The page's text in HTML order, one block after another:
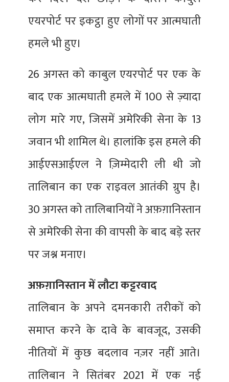
एयरपोर्ट पर इकट्ठा हुए लोगों पर आत्मघाती
हमले भी हुए।
26 अगस्त को काबुल एयरपोर्ट पर एक के
बाद एक आत्मघाती हमले में 100 से ज़्यादा
लोग मारे गए, जिसमें अमेरिकी सेना के 13
जवान भी शामिल थे। हालांकि इस हमले की
आईएसआईएल ने ज़िम्मेदारी ली थी जो
तालिबान का एक राइवल आतंकी ग्रुप है।
30 अगस्त को तालिबानियों ने अफ़ग़ानिस्तान
से अमेरिकी सेना की वापसी के बाद बड़े स्तर
पर जश्न मनाए।
अफ़ग़ानिस्तान में लौटा कट्टरवाद
तालिबान के अपने दमनकारी तरीकों को
समाप्त करने के दावे के बावजूद, उसकी
नीतियों में कुछ बदलाव नज़र नहीं आते।
तालिबान ने सितंबर 2021 में एक नई